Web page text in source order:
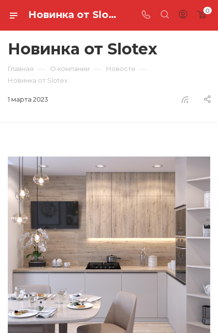
Новинка от Slotex купить в Петрозаводске по выгодной цене. Мебельные запчасти 0
Новинка от Slotex
Главная — О компании — Новости —
Новинка от Slotex
1 марта 2023